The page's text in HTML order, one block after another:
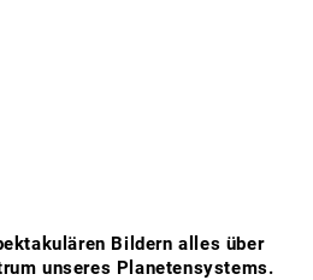
Bildern alles über
unseres Planetensystems.